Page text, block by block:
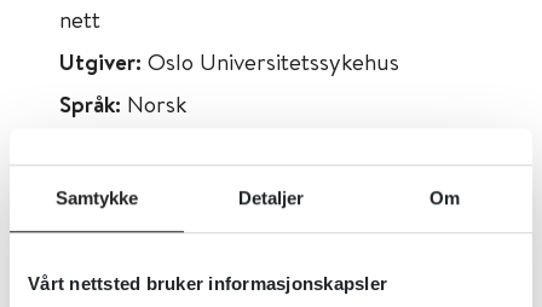
Samtykke Detaljer Om
Vårt nettsted bruker informasjonskapsler
nett
Utgiver: Oslo Universitetssykehus
Språk: Norsk
behandling av samtidig rus- og psykisk
av personer med både rus- og psykiske